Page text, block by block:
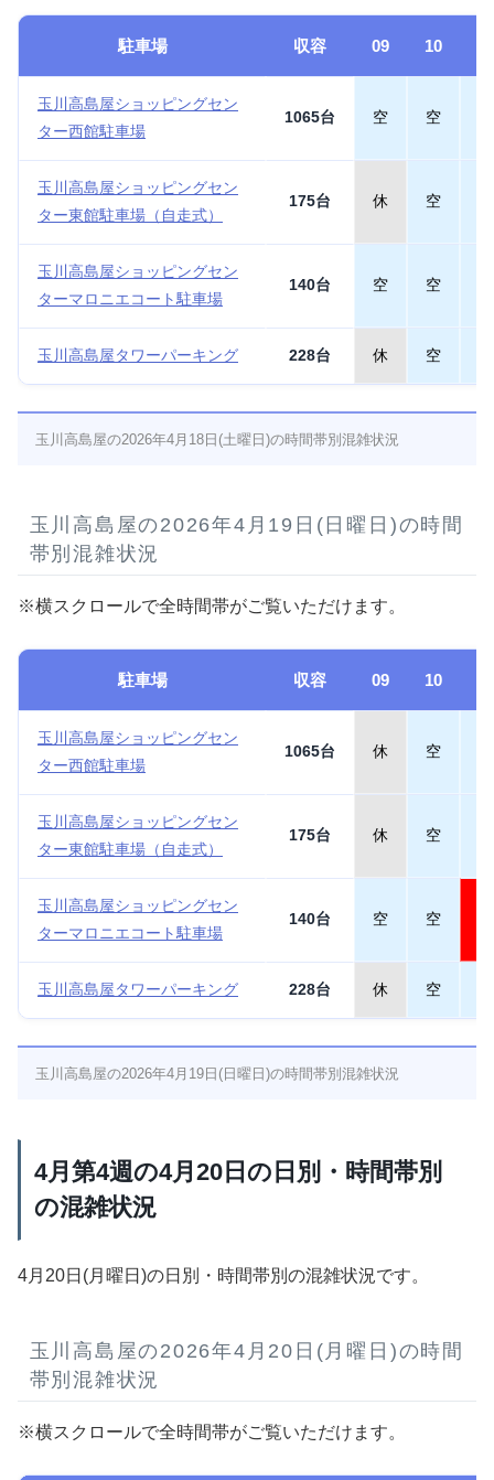
駐車場 収容 09 10
玉川高島屋ショッピングセン
ター西館駐車場
1065台 空 空
玉川高島屋ショッピングセン
ター東館駐車場（自走式）
175台 休 空
玉川高島屋ショッピングセン
ターマロニエコート駐車場
140台 空 空
玉川高島屋タワーパーキング 228台 休 空
玉川高島屋の2026年4月18日(土曜日)の時間帯別混雑状況
玉川高島屋の2026年4月19日(日曜日)の時間
帯別混雑状況
※横スクロールで全時間帯がご覧いただけます。
駐車場 収容 09 10
玉川高島屋ショッピングセン
ター西館駐車場
1065台 休 空
玉川高島屋ショッピングセン
ター東館駐車場（自走式）
175台 休 空
玉川高島屋ショッピングセン
ターマロニエコート駐車場
140台 空 空
玉川高島屋タワーパーキング 228台 休 空
玉川高島屋の2026年4月19日(日曜日)の時間帯別混雑状況
4月第4週の4月20日の日別・時間帯別
の混雑状況
4月20日(月曜日)の日別・時間帯別の混雑状況です。
玉川高島屋の2026年4月20日(月曜日)の時間
帯別混雑状況
※横スクロールで全時間帯がご覧いただけます。